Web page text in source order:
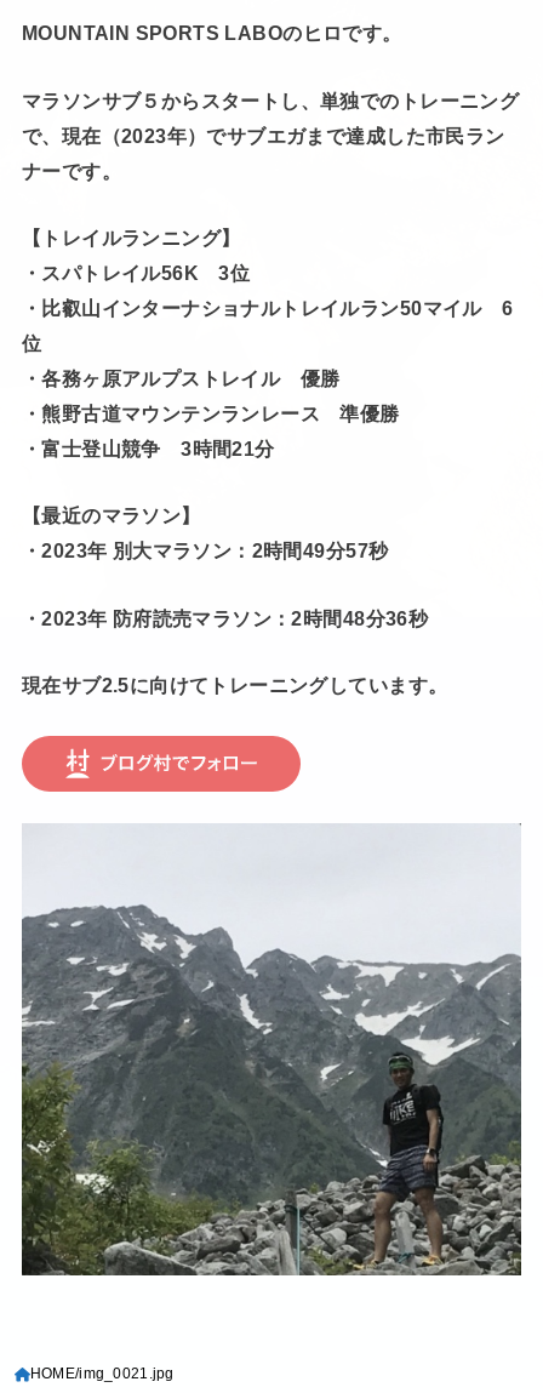
MOUNTAIN SPORTS LABOのヒロです。
マラソンサブ５からスタートし、単独でのトレーニング
で、現在（2023年）でサブエガまで達成した市民ラン
ナーです。
【トレイルランニング】
・スパトレイル56K 3位
・比叡山インターナショナルトレイルラン50マイル 6
位
・各務ヶ原アルプストレイル 優勝
・熊野古道マウンテンランレース 準優勝
・富士登山競争 3時間21分
【最近のマラソン】
・2023年 別大マラソン：2時間49分57秒
・2023年 防府読売マラソン：2時間48分36秒
現在サブ2.5に向けてトレーニングしています。
HOME img_0021.jpg